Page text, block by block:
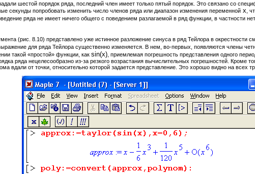
шестой порядок ряда, последний член имеет только пятый порядок. Это связано со
секунды попробовать изменить число членов ряда или диапазон изменения переменной х,
ряда не имеет ничего общего с поведением разлагаемой в ряд функции, в частности
(рис. 8.10) представлено уже истинное разложение синуса в ряд Тейлора в окрестности
для ряда Тейлора существенно изменяется. В нем, во-первых, появляются члены
такой «простой» функции, как sin(x) , приемлемая погрешность представления одного
ряда нецелесообразно из-за резкого возрастания вычислительных погрешностей. Кроме
вдали от точки, относительно которой задается представление. Это хорошо видно на всех